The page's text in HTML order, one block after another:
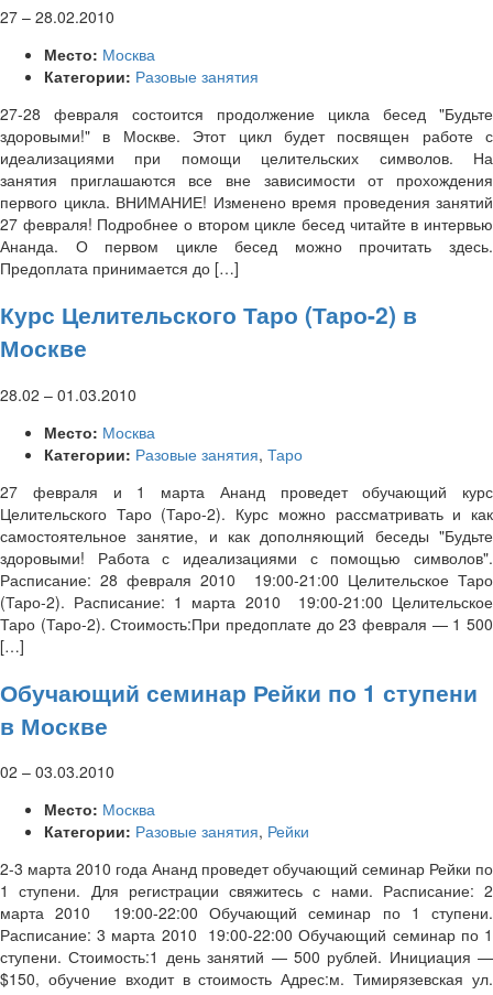
27 – 28.02.2010
Место: Москва
Категории: Разовые занятия
27-28 февраля состоится продолжение цикла бесед "Будьте
здоровыми!" в Москве. Этот цикл будет посвящен работе с
идеализациями при помощи целительских символов. На
занятия приглашаются все вне зависимости от прохождения
первого цикла. ВНИМАНИЕ! Изменено время проведения занятий
27 февраля! Подробнее о втором цикле бесед читайте в интервью
Ананда. О первом цикле бесед можно прочитать здесь.
Предоплата принимается до […]
Курс Целительского Таро (Таро-2) в
Москве
28.02 – 01.03.2010
Место: Москва
Категории: Разовые занятия, Таро
27 февраля и 1 марта Ананд проведет обучающий курс
Целительского Таро (Таро-2). Курс можно рассматривать и как
самостоятельное занятие, и как дополняющий беседы "Будьте
здоровыми! Работа с идеализациями с помощью символов".
Расписание: 28 февраля 2010 19:00-21:00 Целительское Таро
(Таро-2). Расписание: 1 марта 2010 19:00-21:00 Целительское
Таро (Таро-2). Стоимость:При предоплате до 23 февраля — 1 500
[…]
Обучающий семинар Рейки по 1 ступени
в Москве
02 – 03.03.2010
Место: Москва
Категории: Разовые занятия, Рейки
2-3 марта 2010 года Ананд проведет обучающий семинар Рейки по
1 ступени. Для регистрации свяжитесь с нами. Расписание: 2
марта 2010 19:00-22:00 Обучающий семинар по 1 ступени.
Расписание: 3 марта 2010 19:00-22:00 Обучающий семинар по 1
ступени. Стоимость:1 день занятий — 500 рублей. Инициация —
$150, обучение входит в стоимость Адрес:м. Тимирязевская ул.